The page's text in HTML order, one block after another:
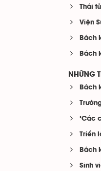
Thái
Viện
Bách
Bách
NHỮNG
Bách
‘Các
Triển
Bách
Sinh